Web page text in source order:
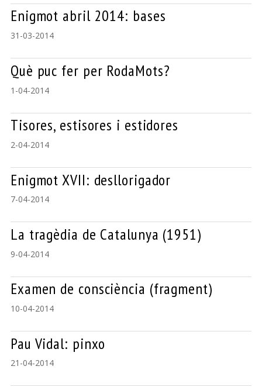
Enigmot abril 2014: bases
31-03-2014
Què puc fer per RodaMots?
1-04-2014
Tisores, estisores i estidores
2-04-2014
Enigmot XVII: desllorigador
7-04-2014
La tragèdia de Catalunya (1951)
9-04-2014
Examen de consciència (fragment)
10-04-2014
Pau Vidal: pinxo
21-04-2014